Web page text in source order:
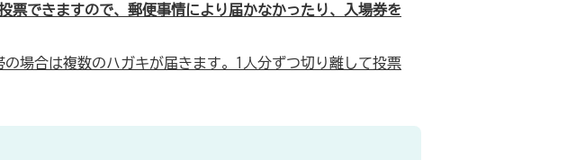
票できますので、郵便事情により届かなかったり、入場券を
場合は複数のハガキが届きます。1人分ずつ切り離して投票